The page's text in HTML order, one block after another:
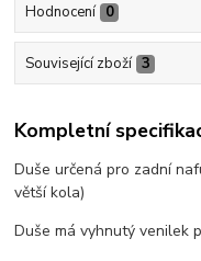
Hodnocení 0
Související zboží 3
Kompletní
Duše určená pro zadní
větší kola)
Duše má vyhnutý venilek